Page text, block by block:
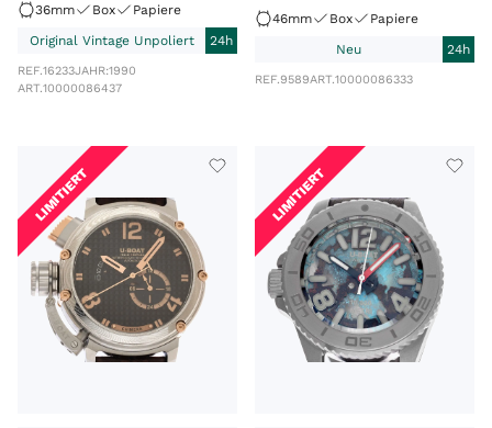
36mm Box
Papiere
Original Vintage Unpoliert
24h
REF.16233JAHR:1990
ART.10000086437
46mm Box
Papiere
Neu
24h
REF.9589ART.10000086333
LIMITIERT LIMITIERT